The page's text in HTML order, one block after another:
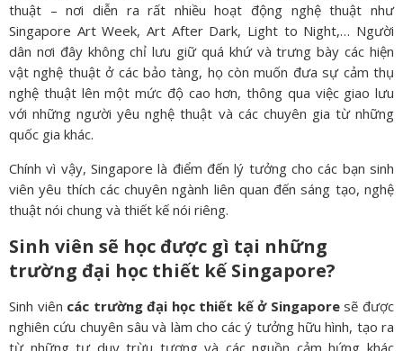
thuật – nơi diễn ra rất nhiều hoạt động nghệ thuật như
Singapore Art Week, Art After Dark, Light to Night,… Người
dân nơi đây không chỉ lưu giữ quá khứ và trưng bày các hiện
vật nghệ thuật ở các bảo tàng, họ còn muốn đưa sự cảm thụ
nghệ thuật lên một mức độ cao hơn, thông qua việc giao lưu
với những người yêu nghệ thuật và các chuyên gia từ những
quốc gia khác.
Chính vì vậy, Singapore là điểm đến lý tưởng cho các bạn sinh
viên yêu thích các chuyên ngành liên quan đến sáng tạo, nghệ
thuật nói chung và thiết kế nói riêng.
Sinh viên sẽ học được gì tại những
trường đại học thiết kế Singapore?
Sinh viên các trường đại học thiết kế ở Singaporesẽ được
nghiên cứu chuyên sâu và làm cho các ý tưởng hữu hình, tạo ra